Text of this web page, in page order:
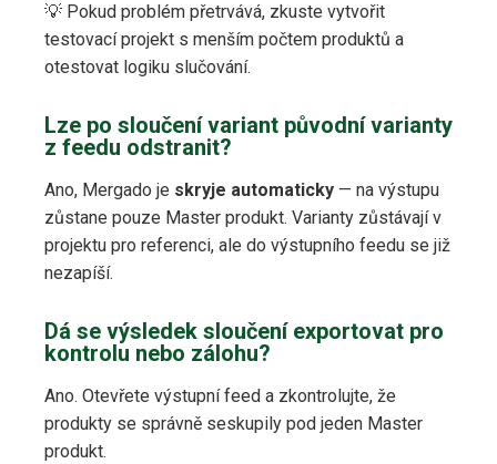
💡 Pokud problém přetrvává, zkuste vytvořit
testovací projekt s menším počtem produktů a
otestovat logiku slučování.
Lze po sloučení variant původní varianty
z feedu odstranit?
Ano, Mergado je skryje automaticky — na výstupu
zůstane pouze Master produkt. Varianty zůstávají v
projektu pro referenci, ale do výstupního feedu se již
nezapíší.
Dá se výsledek sloučení exportovat pro
kontrolu nebo zálohu?
Ano. Otevřete výstupní feed a zkontrolujte, že
produkty se správně seskupily pod jeden Master
produkt.